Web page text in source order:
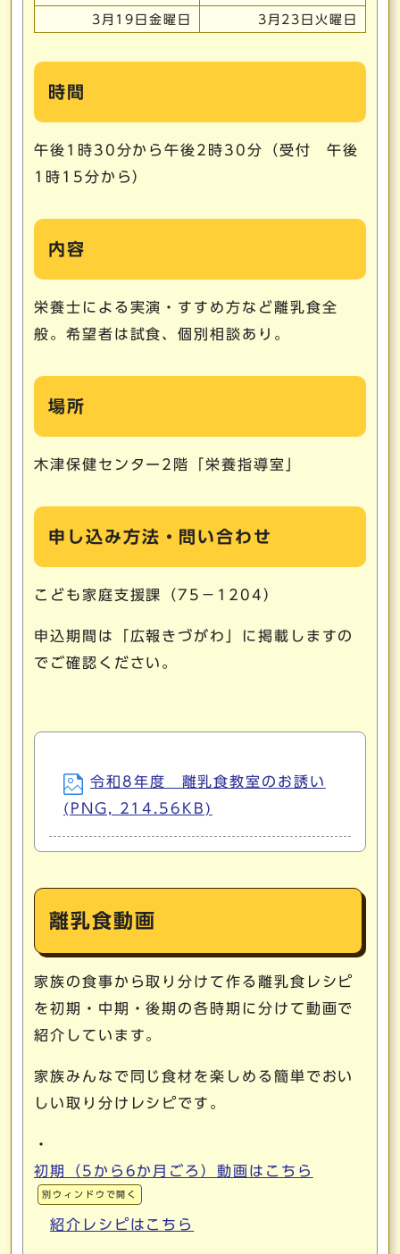
3月19日金曜日 3月23日火曜日
時間
午後1時30分から午後2時30分（受付 午後
1時15分から）
内容
栄養士による実演・すすめ方など離乳食全
般。希望者は試食、個別相談あり。
場所
木津保健センター2階「栄養指導室」
申し込み方法・問い合わせ
こども家庭支援課（75－1204）
申込期間は「広報きづがわ」に掲載しますの
でご確認ください。
令和8年度 離乳食教室のお誘い
(PNG, 214.56KB)
離乳食動画
家族の食事から取り分けて作る離乳食レシピ
を初期・中期・後期の各時期に分けて動画で
紹介しています。
家族みんなで同じ食材を楽しめる簡単でおい
しい取り分けレシピです。
・
初期（5から6か月ごろ）動画はこちら
別ウィンドウで開く
紹介レシピはこちら